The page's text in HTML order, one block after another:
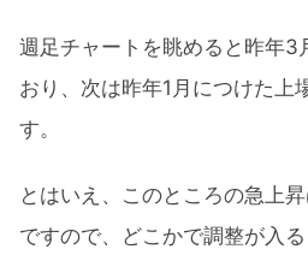
週足チャートを眺めると昨年3
おり、次は昨年1月につけた上
す。
とはいえ、このところの急上
ですので、どこかで調整が入る